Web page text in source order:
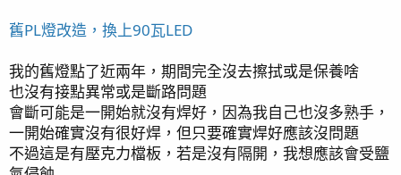
舊PL燈改造，換上90瓦LED
我的舊燈點了近兩年，期間完全沒去擦拭或是保養啥
也沒有接點異常或是斷路問題
會斷可能是一開始就沒有焊好，因為我自己也沒多熟手，
一開始確實沒有很好焊，但只要確實焊好應該沒問題
不過這是有壓克力檔板，若是沒有隔開，我想應該會受鹽